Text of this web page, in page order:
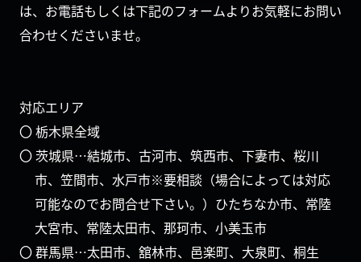
は、お電話もしくは下記のフォームよりお気軽にお問い
合わせくださいませ。
対応エリア
〇 栃木県全域
〇 茨城県…結城市、古河市、筑西市、下妻市、桜川
市、笠間市、水戸市※要相談（場合によっては対応
可能なのでお問合せ下さい。）ひたちなか市、常陸
大宮市、常陸太田市、那珂市、小美玉市
〇 群馬県…太田市、舘林市、邑楽町、大泉町、桐生